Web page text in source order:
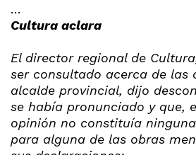
…
Cultura aclara
El director regional de
ser consultado acerca de las
alcalde provincial, dijo
se había pronunciado y que,
opinión no constituía
para alguna de las obras